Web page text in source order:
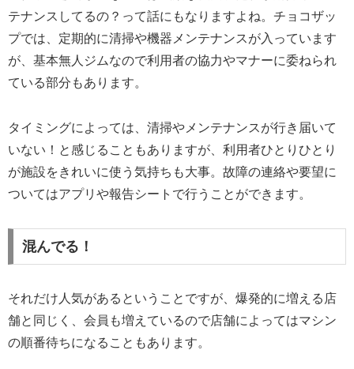
テナンスしてるの？って話にもなりますよね。チョコザッ
プでは、定期的に清掃や機器メンテナンスが入っています
が、基本無人ジムなので利用者の協力やマナーに委ねられ
ている部分もあります。
タイミングによっては、清掃やメンテナンスが行き届いて
いない！と感じることもありますが、利用者ひとりひとり
が施設をきれいに使う気持ちも大事。故障の連絡や要望に
ついてはアプリや報告シートで行うことができます。
混んでる！
それだけ人気があるということですが、爆発的に増える店
舗と同じく、会員も増えているので店舗によってはマシン
の順番待ちになることもあります。